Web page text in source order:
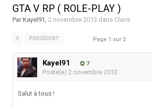
GTA V RP ( ROLE-PLAY )
ParKayel91, 2 novembre 2013 dans Clans
PRÉCÉDENT Page 1 sur 2
Kayel91 7
Posté(e) 2 novembre 2013
Salut à tous !